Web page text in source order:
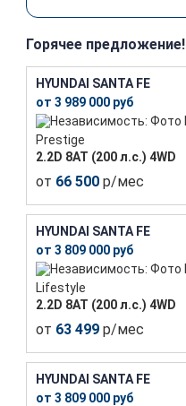
Горячее предложение!
HYUNDAI SANTA FE
от 3 989 000 руб
Prestige
2.2D 8АТ (200 л.с.) 4WD
от 66 500 р/мес
HYUNDAI SANTA FE
от 3 809 000 руб
Lifestyle
2.2D 8АТ (200 л.с.) 4WD
от 63 499 р/мес
HYUNDAI SANTA FE
от 3 809 000 руб